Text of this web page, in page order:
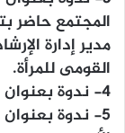
المجتمع حاضر
مدير إدارة
القومى للمرأة.
٤- ندوة بعنوان الجمهوريه الجديدة وحياة كريمه.
٥- ندوة